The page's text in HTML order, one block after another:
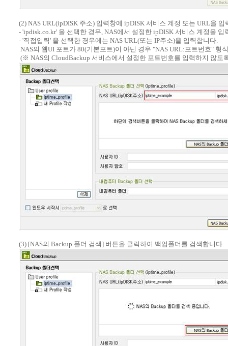
(2) NAS URL(ipDISK 주소) 입력창에 ipDISK 서비스 계정 또는 URL을 입
- 'ipdisk.co.kr' 을 선택한 경우, NAS에서 설정한 ipDISK 서비스 계정을 입
- '직접입력' 을 선택한 경우에는 NAS URL(또는 IP주소)을 입력합니다.
NAS의 웹UI 포트가 80(기본포트)이 아닌 경우 "NAS URL:포트번호" 형
(※ NAS의 CloudBackup 서비스에서 설정한 포트번호를 입력하지 않도
(3) [NAS의 Backup 폴더 검색] 버튼을 클릭하여 백업폴더를 검색합니다.